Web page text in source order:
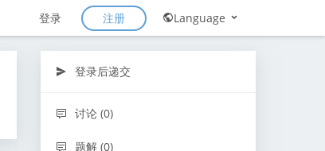
登录 注册 Language
登录后递交
讨论 (0)
题解 (0)